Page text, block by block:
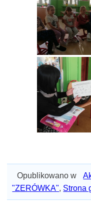
Opublikowano w
"ZERÓWKA", Strona